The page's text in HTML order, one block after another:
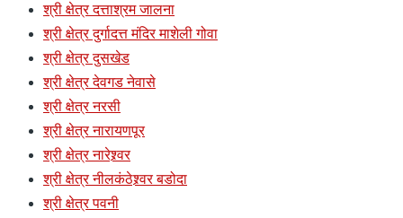
श्री क्षेत्र दत्ताश्रम जालना
श्री क्षेत्र दुर्गादत्त मंदिर माशेली गोवा
श्री क्षेत्र दुसखेड
श्री क्षेत्र देवगड नेवासे
श्री क्षेत्र नरसी
श्री क्षेत्र नारायणपूर
श्री क्षेत्र नारेश्र्वर
श्री क्षेत्र नीलकंठेश्र्वर बडोदा
श्री क्षेत्र पवनी